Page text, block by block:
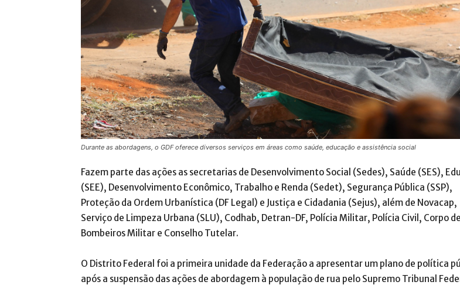
Durante as abordagens, o GDF oferece diversos serviços em áreas como saúde, educação e assistência social
Fazem parte das ações as secretarias de Desenvolvimento Social (Sedes), Saúde (SES),
(SEE), Desenvolvimento Econômico, Trabalho e Renda (Sedet), Segurança Pública (SSP),
Proteção da Ordem Urbanística (DF Legal) e Justiça e Cidadania (Sejus), além de Novacap,
Serviço de Limpeza Urbana (SLU), Codhab, Detran-DF, Polícia Militar, Polícia Civil, Corpo de
Bombeiros Militar e Conselho Tutelar.
O Distrito Federal foi a primeira unidade da Federação a apresentar um plano de política
após a suspensão das ações de abordagem à população de rua pelo Supremo Tribunal